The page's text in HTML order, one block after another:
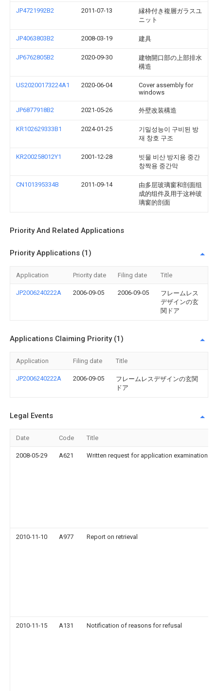
JP4721992B2 2011-07-13
縁枠付き複層ガラスユ
ニット
JP4063803B2 2008-03-19 建具
JP6762805B2 2020-09-30
建物開口部の上部排水
構造
US20200173224A1 2020-06-04
Cover assembly for
windows
JP6877918B2 2021-05-26 外壁改装構造
KR102629333B1 2024-01-25
기밀성능이 구비된 방
재 창호 구조
KR200258012Y1 2001-12-28
빗물 비산 방지용 중간
창짝용 중간막
CN101395334B 2011-09-14
由多层玻璃窗和剖面组
成的组件及用于这种玻
璃窗的剖面
Priority And Related Applications
Priority Applications (1)
Application Priority date Filing date Title
JP2006240222A 2006-09-05 2006-09-05
フレームレス
デザインの玄
関ドア
Applications Claiming Priority (1)
Application Filing date Title
JP2006240222A 2006-09-05
フレームレスデザインの玄関
ドア
Legal Events
Date Code Title
2008-05-29 A621 Written request for application examination
2010-11-10 A977 Report on retrieval
2010-11-15 A131 Notification of reasons for refusal